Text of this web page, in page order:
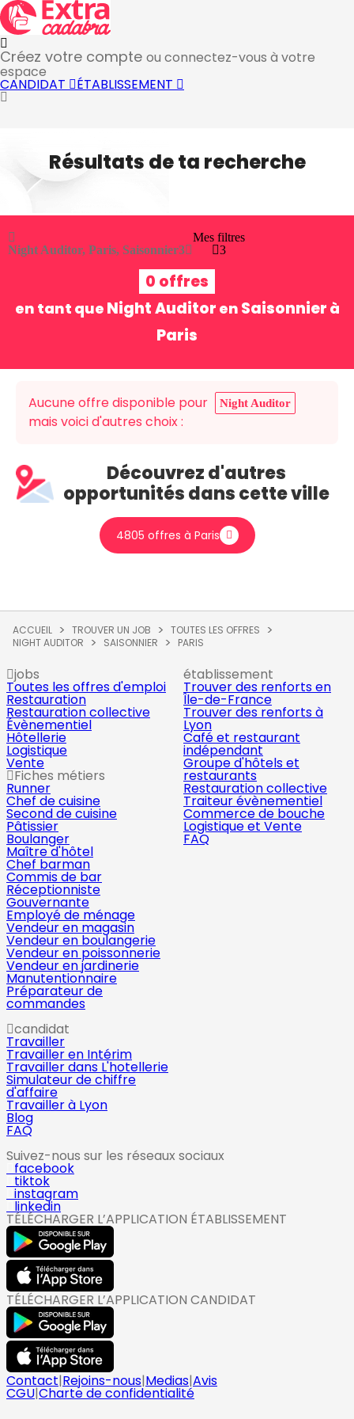
Créez votre compte ou connectez-vous à votre
espace
CANDIDAT ÉTABLISSEMENT
Résultats de ta recherche
Night Auditor, Paris, Saisonnier3
Mes filtres
3
0 offres
en tant que Night Auditor en Saisonnier à
Paris
Aucune offre disponible pour Night Auditor
mais voici d'autres choix :
Découvrez d'autres
opportunités dans cette ville
4805 offres à Paris
ACCUEIL TROUVER UN JOB
TOUTES LES OFFRES
NIGHT AUDITOR
SAISONNIER PARIS
jobs
Toutes les offres d'emploi
Restauration
Restauration collective
Évènementiel
Hôtellerie
Logistique
Vente
Fiches métiers
Runner
Chef de cuisine
Second de cuisine
Pâtissier
Boulanger
Maître d'hôtel
Chef barman
Commis de bar
Réceptionniste
Gouvernante
Employé de ménage
Vendeur en magasin
Vendeur en boulangerie
Vendeur en poissonnerie
Vendeur en jardinerie
Manutentionnaire
Préparateur de
commandes
établissement
Trouver des renforts en
Île-de-France
Trouver des renforts à
Lyon
Café et restaurant
indépendant
Groupe d'hôtels et
restaurants
Restauration collective
Traiteur évènementiel
Commerce de bouche
Logistique et Vente
FAQ
candidat
Travailler
Travailler en Intérim
Travailler dans L'hotellerie
Simulateur de chiffre
d'affaire
Travailler à Lyon
Blog
FAQ
Suivez-nous sur les réseaux sociaux
facebook
tiktok
instagram
linkedin
TÉLÉCHARGER L’APPLICATION ÉTABLISSEMENT
TÉLÉCHARGER L’APPLICATION CANDIDAT
Contact|Rejoins-nous|Medias|Avis
CGU|Charte de confidentialité